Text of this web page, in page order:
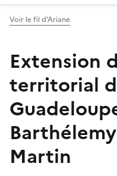
Voir le fil d'Ariane
Extension
territorial
Martin